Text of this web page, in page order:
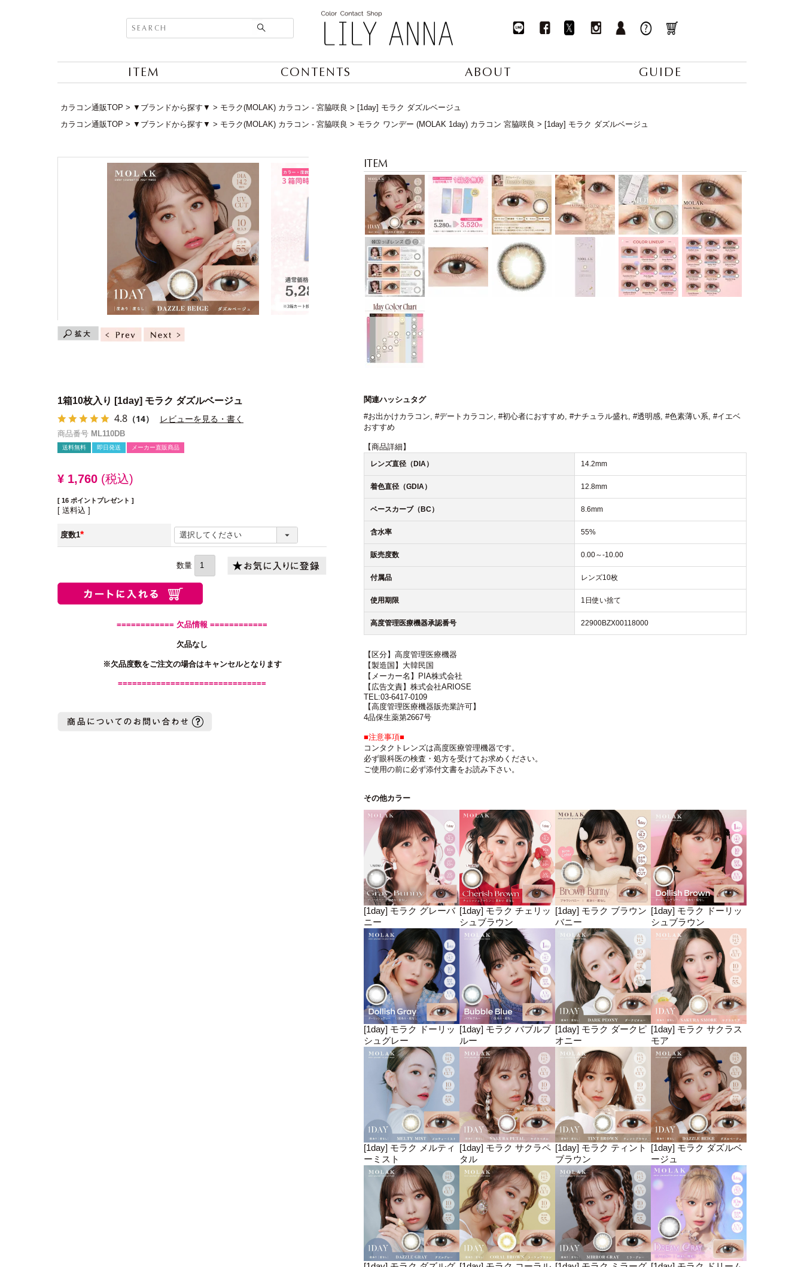
ITEM CONTENTS ABOUT GUIDE
カラコン通販TOP ▼ブランドから探す▼ モラク(MOLAK) カラコン - 宮脇咲良
[1day] モラク ダズルベージュ
カラコン通販TOP
▼ブランドから探す▼ モラク(MOLAK) カラコン - 宮脇咲良 モラク ワンデー (MOLAK 1day) カラコン 宮脇咲良 [1day] モラク ダズルベージュ
1箱10枚入り [1day] モラク ダズルベージュ
4.8 （14） レビューを見る・書く
商品番号 ML110DB
送料無料 即日発送 メーカー直販商品
¥ 1,760 税込
[ 16 ポイントプレゼント ]
送料込
度数1
(必
============ 欠品情報 ============
欠品なし
※欠品度数をご注文の場合はキャンセルとなります
===============================
関連ハッシュタグ
#お出かけカラコン, #デートカラコン, #初心者におすすめ, #ナチュラル盛れ, #透明感, #色素薄い系, #イエベ
おすすめ
【商品詳細】
レンズ直径（DIA） 14.2mm
着色直径（GDIA） 12.8mm
ベースカーブ（BC） 8.6mm
含水率 55%
販売度数 0.00～-10.00
付属品 レンズ10枚
使用期限 1日使い捨て
高度管理医療機器承認番号 22900BZX00118000
【区分】高度管理医療機器
【製造国】大韓民国
【メーカー名】PIA株式会社
【広告文責】株式会社ARIOSE
TEL:03-6417-0109
【高度管理医療機器販売業許可】
4品保生薬第2667号
■注意事項■
コンタクトレンズは高度医療管理機器です。
必ず眼科医の検査・処方を受けてお求めください。
ご使用の前に必ず添付文書をお読み下さい。
その他カラー
[1day] モラク グレーバ
ニー
[1day] モラク チェリッ
シュブラウン
[1day] モラク ブラウン
バニー
[1day] モラク ドーリッ
シュブラウン
[1day] モラク ドーリッ
シュグレー
[1day] モラク バブルブ
ルー
[1day] モラク ダークピ
オニー
[1day] モラク サクラス
モア
[1day] モラク メルティ
ーミスト
[1day] モラク サクラペ
タル
[1day] モラク ティント
ブラウン
[1day] モラク ダズルベ
ージュ